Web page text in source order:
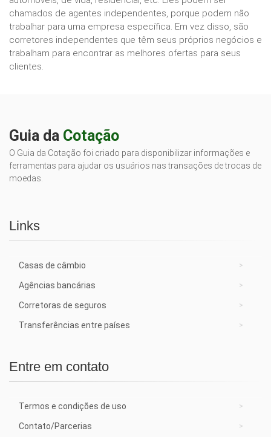
chamados de agentes independentes, porque podem não
trabalhar para uma empresa específica. Em vez disso, são
corretores independentes que têm seus próprios negócios e
trabalham para encontrar as melhores ofertas para seus
clientes.
Guia da Cotação
O Guia da Cotação foi criado para disponibilizar informações e
ferramentas para ajudar os usuários nas transações de trocas de
moedas.
Links
Casas de câmbio
Agências bancárias
Corretoras de seguros
Transferências entre países
Entre em contato
Termos e condições de uso
Contato/Parcerias